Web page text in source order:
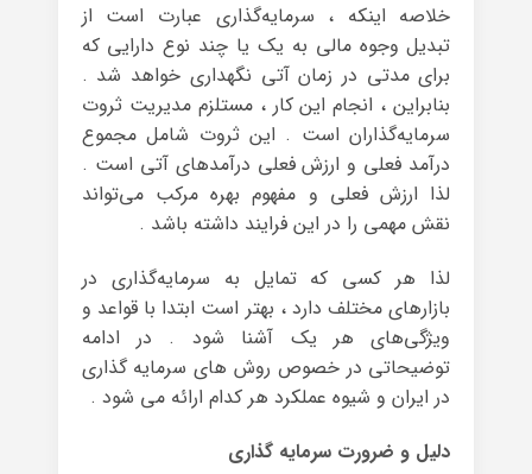
خلاصه اینکه ، سرمایه‌گذاری عبارت است از
تبدیل وجوه مالی به یک یا چند نوع دارایی که
برای مدتی در زمان آتی نگهداری خواهد شد .
بنابراین ، انجام این کار ، مستلزم مدیریت ثروت
سرمایه‌گذاران است . این ثروت شامل مجموع
درآمد فعلی و ارزش فعلی درآمدهای آتی است .
لذا ارزش فعلی و مفهوم بهره مرکب می‌تواند
نقش مهمی را در این فرایند داشته باشد .
لذا هر کسی که تمایل به سرمایه‌گذاری در
بازارهای مختلف دارد ، بهتر است ابتدا با قواعد و
ویژگی‌های هر یک آشنا شود . در ادامه
توضیحاتی در خصوص روش های سرمایه گذاری
در ایران و شیوه عملکرد هر کدام ارائه می شود .
دلیل و ضرورت سرمایه گذاری